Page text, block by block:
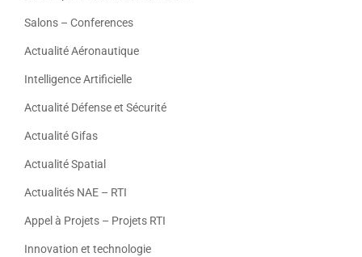
Salons – Conferences
Actualité Aéronautique
Intelligence Artificielle
Actualité Défense et Sécurité
Actualité Gifas
Actualité Spatial
Actualités NAE – RTI
Appel à Projets – Projets RTI
Innovation et technologie